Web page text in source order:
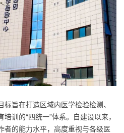
旨在打造区域内医学检验检测、
训的“四统一”体系。自建设以来，
者的能力水平，高度重视与各级医